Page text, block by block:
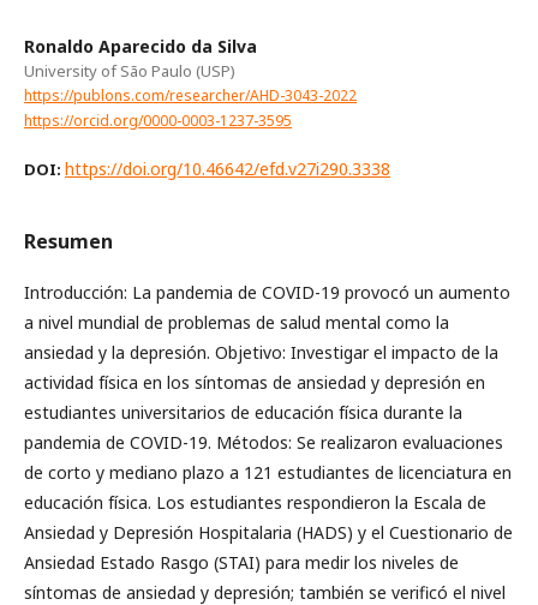
Ronaldo Aparecido da Silva
University of São Paulo (USP)
https://publons.com/researcher/AHD-3043-2022
https://orcid.org/0000-0003-1237-3595
DOI: https://doi.org/10.46642/efd.v27i290.3338
Resumen
Introducción: La pandemia de COVID-19 provocó un aumento
a nivel mundial de problemas de salud mental como la
ansiedad y la depresión. Objetivo: Investigar el impacto de la
actividad física en los síntomas de ansiedad y depresión en
estudiantes universitarios de educación física durante la
pandemia de COVID-19. Métodos: Se realizaron evaluaciones
de corto y mediano plazo a 121 estudiantes de licenciatura en
educación física. Los estudiantes respondieron la Escala de
Ansiedad y Depresión Hospitalaria (HADS) y el Cuestionario de
Ansiedad Estado Rasgo (STAI) para medir los niveles de
síntomas de ansiedad y depresión; también se verificó el nivel